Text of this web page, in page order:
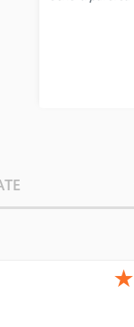
(*)
★